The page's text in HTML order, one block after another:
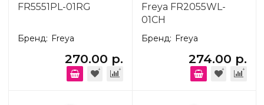
FR5551PL-01RG
Бренд: Freya
270.00 р.
Freya FR2055WL-
01CH
Бренд: Freya
274.00 р.